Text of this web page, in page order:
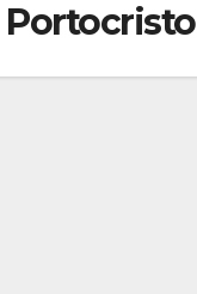
Portocristo